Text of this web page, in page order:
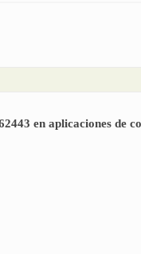
en aplicaciones de